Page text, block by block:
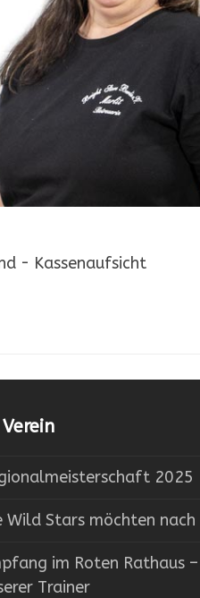
- Kassenaufsicht
2025
Wild Stars möchten
im Roten Rathaus
Trainer